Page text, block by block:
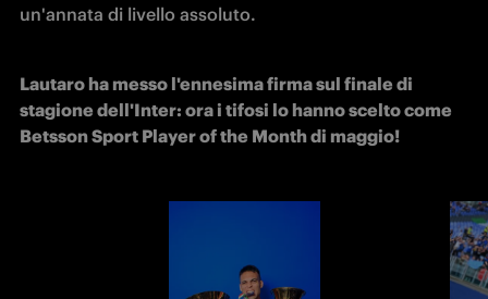
un'annata di livello assoluto.
Lautaro ha messo l'ennesima firma sul finale di
stagione dell'Inter: ora i tifosi lo hanno scelto come
Betsson Sport Player of the Month di maggio!